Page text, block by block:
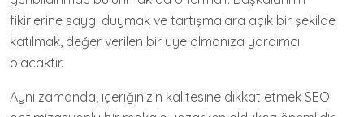
fikirlerine saygı duymak ve tartışmalara açık bir şekilde
katılmak, değer verilen bir üye olmanıza yardımcı
olacaktır.
Aynı zamanda, içeriğinizin kalitesine dikkat etmek SEO